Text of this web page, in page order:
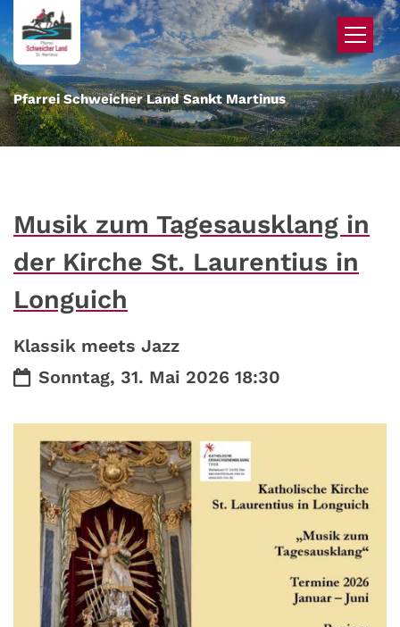
Zum Inhalt springen
Pfarrei Schweicher Land Sankt Martinus
Musik zum Tagesausklang in
der Kirche St. Laurentius in
Longuich
Klassik meets Jazz
Datum:
Sonntag, 31. Mai 2026 18:30